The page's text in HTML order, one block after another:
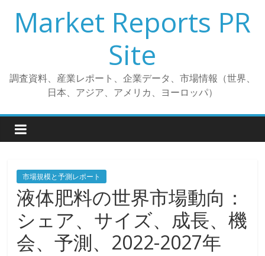
プ
Market Reports PR
Site
調査資料、産業レポート、企業データ、市場情報（世界、
日本、アジア、アメリカ、ヨーロッパ）
市場規模と予測レポート
液体肥料の世界市場動向：
シェア、サイズ、成長、機
会、予測、2022-2027年